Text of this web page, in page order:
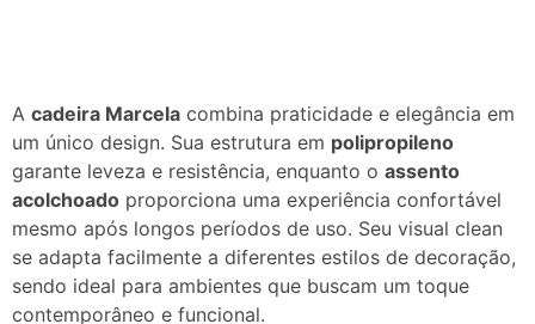
A cadeira Marcela combina praticidade e elegância em
um único design. Sua estrutura em polipropileno
garante leveza e resistência, enquanto o assento
acolchoado proporciona uma experiência confortável
mesmo após longos períodos de uso. Seu visual clean
se adapta facilmente a diferentes estilos de decoração,
sendo ideal para ambientes que buscam um toque
contemporâneo e funcional.